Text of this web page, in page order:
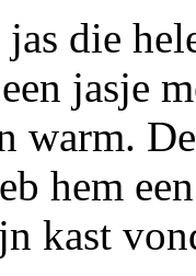
jas die
jasje
warm.
hem
kast